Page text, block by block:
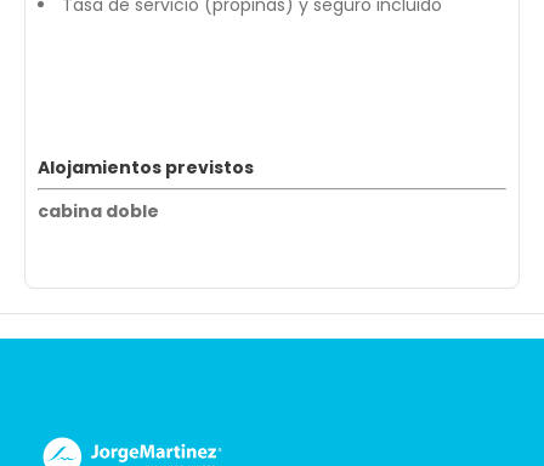
Tasa de servicio (propinas) y seguro incluido
Alojamientos previstos
cabina doble